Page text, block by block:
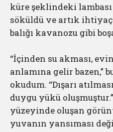
küre şeklindeki
söküldü ve artık
balığı kavanozu gibi
“İçinden su akması,
anlamına gelir bazen,”
okudum. “Dışarı
duygu yükü
yüzeyinde oluşan
yuvanın yansıması